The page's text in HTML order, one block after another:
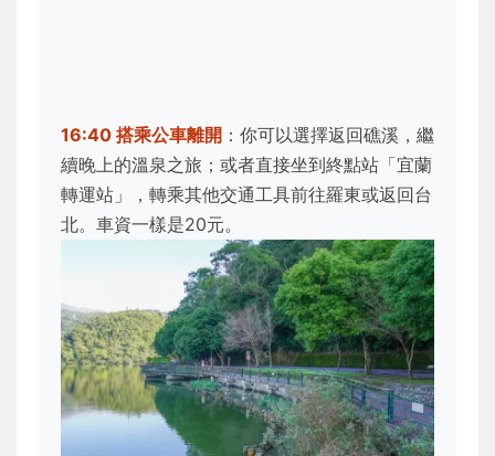
16:40 搭乘公車離開 ：你可以選擇返回礁溪，繼
續晚上的溫泉之旅；或者直接坐到終點站「宜蘭
轉運站」，轉乘其他交通工具前往羅東或返回台
北。車資一樣是20元。